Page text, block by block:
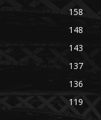
158
148
143
137
136
119